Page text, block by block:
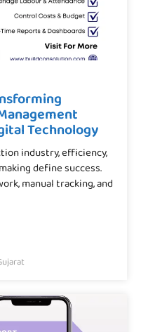
Technology
industry, efficiency,
define success.
manual tracking, and